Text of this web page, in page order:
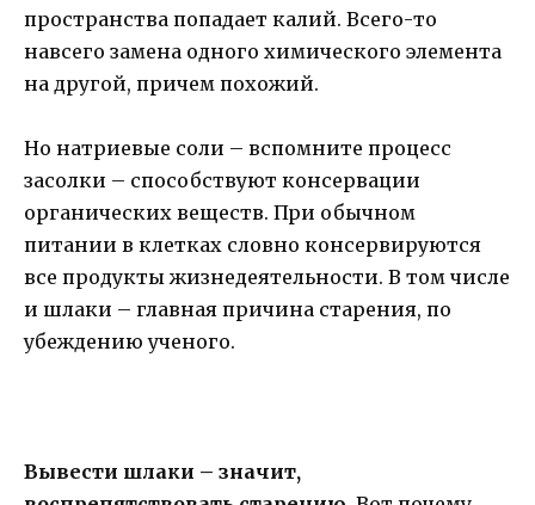
пространства попадает калий. Всего-то
навсего замена одного химического элемента
на другой, причем похожий.
Но натриевые соли – вспомните процесс
засолки – способствуют консервации
органических веществ. При обычном
питании в клетках словно консервируются
все продукты жизнедеятельности. В том числе
и шлаки – главная причина старения, по
убеждению ученого.
Вывести шлаки – значит,